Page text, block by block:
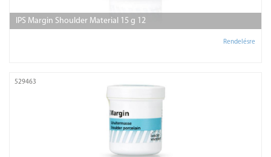
IPS Margin Shoulder Material 15 g 12
Rendelésre
529463